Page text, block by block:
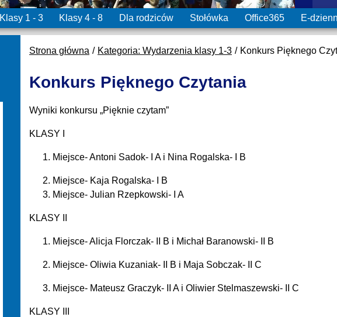
Klasy 1 - 3 Klasy 4 - 8 Dla rodziców Stołówka Office365 E-
Strona główna Kategoria: Wydarzenia klasy 1-3 Konkurs Pięknego
Konkurs Pięknego Czytania
Wyniki konkursu „Pięknie czytam”
KLASY I
Miejsce- Antoni Sadok- I A i Nina Rogalska- I B
Miejsce- Kaja Rogalska- I B
Miejsce- Julian Rzepkowski- I A
KLASY II
Miejsce- Alicja Florczak- II B i Michał Baranowski- II B
Miejsce- Oliwia Kuzaniak- II B i Maja Sobczak- II C
Miejsce- Mateusz Graczyk- II A i Oliwier Stelmaszewski- II C
KLASY III